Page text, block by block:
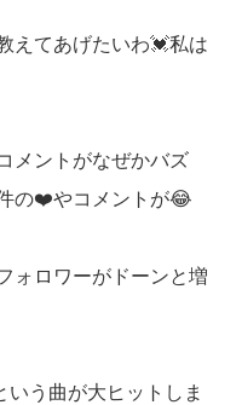
えてあげたいわ💓私は
メントがなぜかバズ
の❤️やコメントが😂
ォロワーがドーンと増
う曲が大ヒットしま